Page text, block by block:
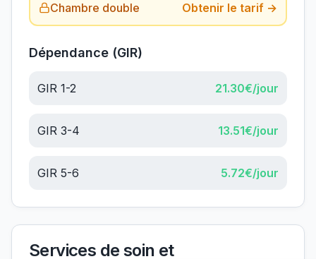
Chambre double Obtenir le tarif →
Dépendance (GIR)
GIR 1-2 21.30€/jour
GIR 3-4 13.51€/jour
GIR 5-6 5.72€/jour
Services de soin et